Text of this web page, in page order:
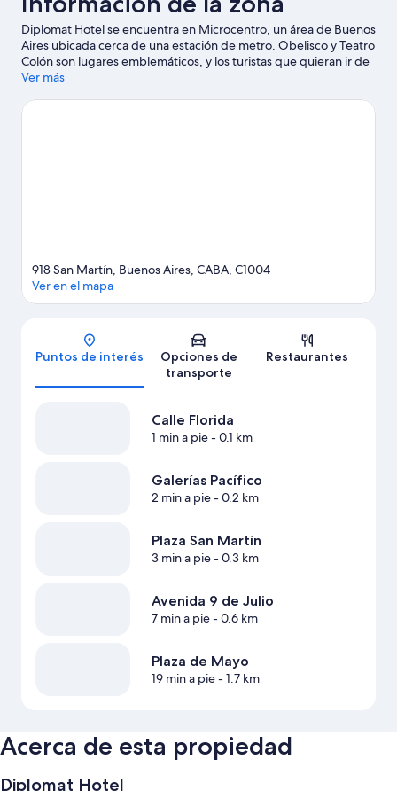
Diplomat Hotel se encuentra en Microcentro, un área de Buenos
Aires ubicada cerca de una estación de metro. Obelisco y Teatro
Colón son lugares emblemáticos, y los turistas que quieran ir de
compras pueden visitar Calle Florida y Palermo Soho. ¿Quieres
un vistazo a lo que sucede en La Bombonera o Estadio Luna Park.
Ver más
Mapa
918 San Martín, Buenos Aires, CABA, C1004
Ver en el mapa
Puntos de interés
Opciones de
transporte
Restaurantes
Calle Florida
1 min a pie- 0.1 km
Galerías Pacífico
2 min a pie- 0.2 km
Plaza San Martín
3 min a pie- 0.3 km
Avenida 9 de Julio
7 min a pie- 0.6 km
Plaza de Mayo
19 min a pie- 1.7 km
Acerca de esta propiedad
Diplomat Hotel